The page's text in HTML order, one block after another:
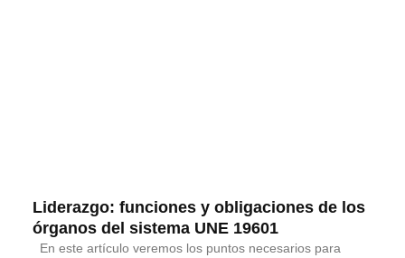
Liderazgo: funciones y obligaciones de los
órganos del sistema UNE 19601
En este artículo veremos los puntos necesarios para